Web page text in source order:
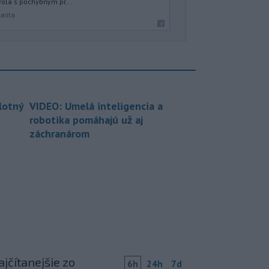
VIDEO: Umelá inteligencia a
robotika pomáhajú už aj
záchranárom
zo
6h 24h 7d